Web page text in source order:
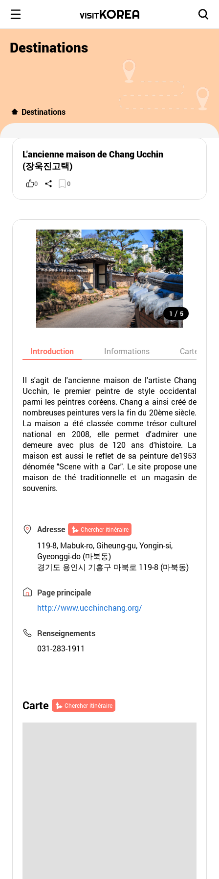
Destinations
Destinations
L'ancienne maison de Chang Ucchin
(장욱진고택)
0 0
1 / 5
Introduction Informations Carte
Il s'agit de l'ancienne maison de l'artiste Chang
Ucchin, le premier peintre de style occidental
parmi les peintres coréens. Chang a ainsi créé de
nombreuses peintures vers la fin du 20ème siècle.
La maison a été classée comme trésor culturel
national en 2008, elle permet d'admirer une
demeure avec plus de 120 ans d'histoire. La
maison est aussi le reflet de sa peinture de1953
dénomée "Scene with a Car". Le site propose une
maison de thé traditionnelle et un magasin de
souvenirs.
Adresse Chercher itinéraire
119-8, Mabuk-ro, Giheung-gu, Yongin-si,
Gyeonggi-do (마북동)
경기도 용인시 기흥구 마북로 119-8 (마북동)
Page principale
http://www.ucchinchang.org/
Renseignements
031-283-1911
Carte Chercher itinéraire